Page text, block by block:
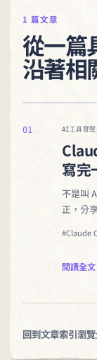
1 篇文章
從一篇
沿著相
01 AI工具實戰
寫完
不是叫
正，分
#Claude
閱讀全文
回到文章索引瀏